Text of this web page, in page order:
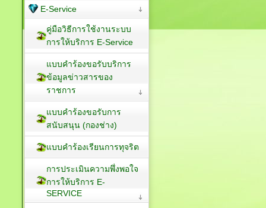
E-Service
คู่มือวิธีการใช้งานระบบ
การให้บริการ E-Service
แบบคำร้องขอรับบริการ
ข้อมูลข่าวสารของ
ราชการ
แบบคำร้องขอรับการ
สนับสนุน (กองช่าง)
แบบคำร้องเรียนการทุจริต
การประเมินความพึ่งพอใจ
การให้บริการ E-
SERVICE